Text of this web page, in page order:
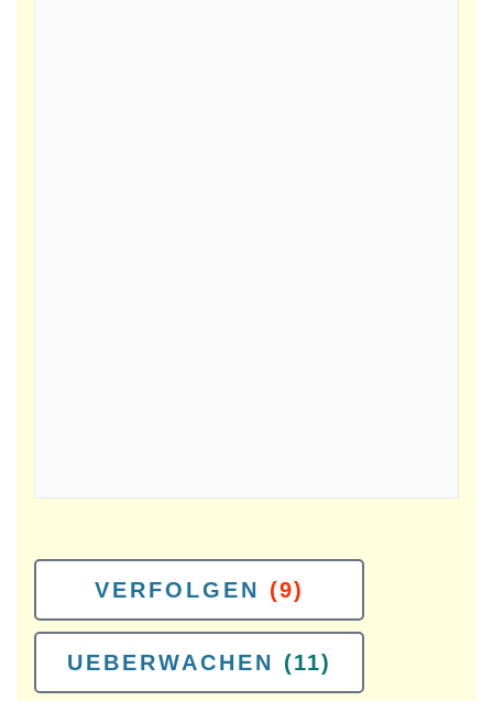
VERFOLGEN (9)
UEBERWACHEN (11)